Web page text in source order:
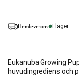
Hemleverans I lager
Eukanuba Growing
huvudingrediens och